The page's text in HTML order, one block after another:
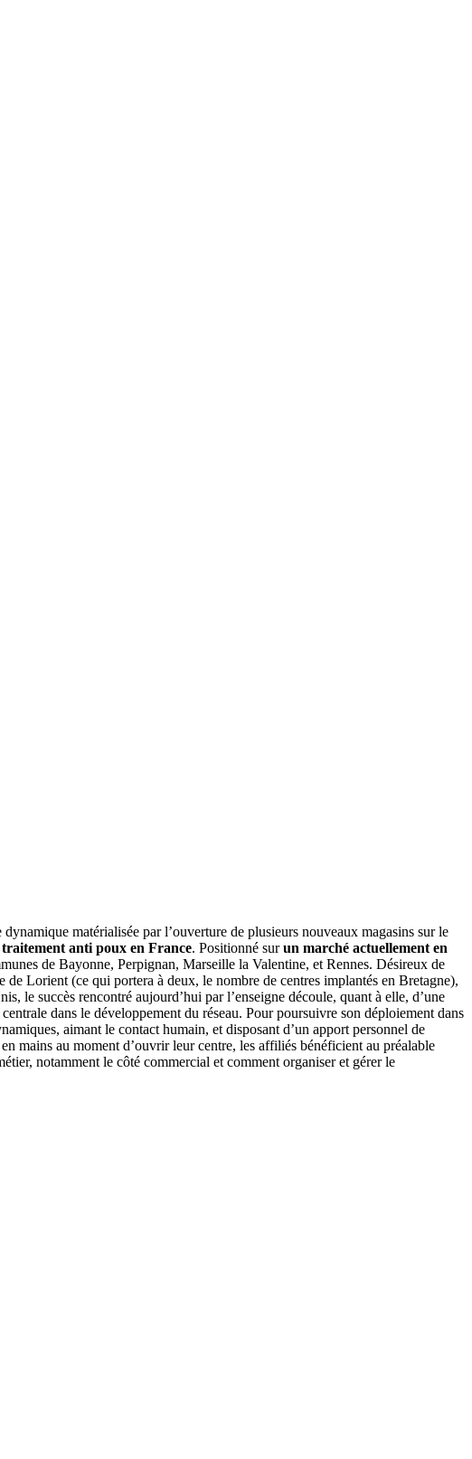
matérialisée par l’ouverture de plusieurs nouveaux magasins sur le
anti poux en France. Positionné surun marché actuellement en
de Bayonne, Perpignan, Marseille la Valentine, et Rennes. Désireux de
de Lorient (ce qui portera à deux, le nombre de centres implantés en Bretagne),
le succès rencontré aujourd’hui par l’enseigne découle, quant à elle, d’une
dans le développement du réseau. Pour poursuivre son déploiement dans
aimant le contact humain, et disposant d’un apport personnel de
mains au moment d’ouvrir leur centre, les affiliés bénéficient au préalable
notamment le côté commercial et comment organiser et gérer le